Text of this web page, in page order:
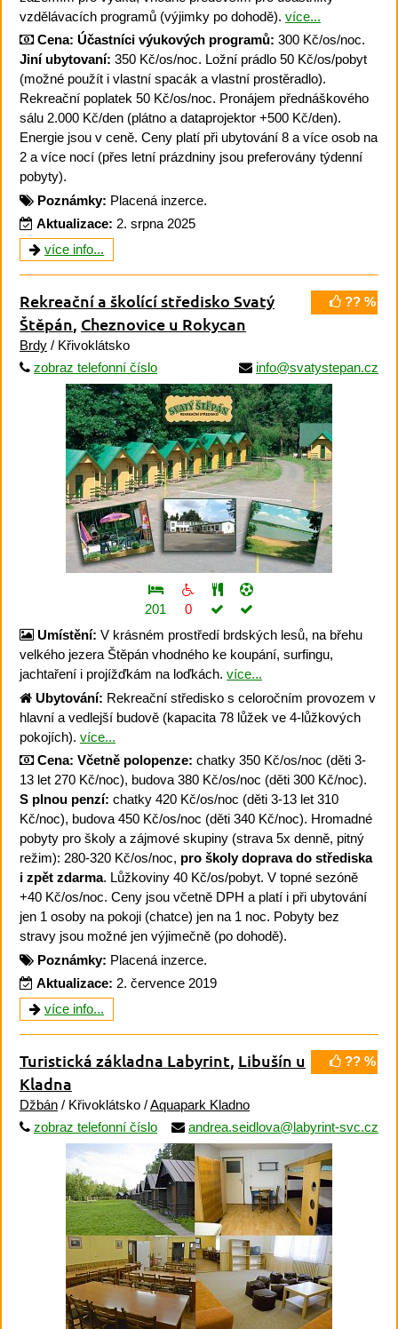
vzdělávacích programů (výjimky po dohodě). více...
Cena: Účastníci výukových programů: 300 Kč/os/noc.
Jiní ubytovaní: 350 Kč/os/noc. Ložní prádlo 50 Kč/os/pobyt
(možné použít i vlastní spacák a vlastní prostěradlo).
Rekreační poplatek 50 Kč/os/noc. Pronájem přednáškového
sálu 2.000 Kč/den (plátno a dataprojektor +500 Kč/den).
Energie jsou v ceně. Ceny platí při ubytování 8 a více osob na
2 a více nocí (přes letní prázdniny jsou preferovány týdenní
pobyty).
Poznámky: Placená inzerce.
Aktualizace: 2. srpna 2025
více info...
?? %
Rekreační a školící středisko Svatý
Štěpán Cheznovice u Rokycan
Brdy / Křivoklátsko
zobraz telefonní číslo
info@svatystepan.cz
201
0
Umístění: V krásném prostředí brdských lesů, na břehu
velkého jezera Štěpán vhodného ke koupání, surfingu,
jachtaření i projížďkám na loďkách. více...
Ubytování: Rekreační středisko s celoročním provozem v
hlavní a vedlejší budově (kapacita 78 lůžek ve 4-lůžkových
pokojích). více...
Cena: Včetně polopenze: chatky 350 Kč/os/noc (děti 3-
13 let 270 Kč/noc), budova 380 Kč/os/noc (děti 300 Kč/noc).
S plnou penzí: chatky 420 Kč/os/noc (děti 3-13 let 310
Kč/noc), budova 450 Kč/os/noc (děti 340 Kč/noc). Hromadné
pobyty pro školy a zájmové skupiny (strava 5x denně, pitný
režim): 280-320 Kč/os/noc, pro školy doprava do střediska
i zpět zdarma. Lůžkoviny 40 Kč/os/pobyt. V topné sezóně
+40 Kč/os/noc. Ceny jsou včetně DPH a platí i při ubytování
jen 1 osoby na pokoji (chatce) jen na 1 noc. Pobyty bez
stravy jsou možné jen výjimečně (po dohodě).
Poznámky: Placená inzerce.
Aktualizace: 2. července 2019
více info...
?? %
Turistická základna Labyrint Libušín u
Kladna
Džbán / Křivoklátsko /Aquapark Kladno
zobraz telefonní číslo
andrea.seidlova@labyrint-svc.cz